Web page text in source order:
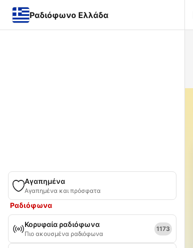
Ραδιόφωνο Ελλάδα
Αγαπημένα
Αγαπημένα και πρόσφατα
Ραδιόφωνα
Κορυφαία ραδιόφωνα
Πιο ακουσμένα ραδιόφωνα
1173